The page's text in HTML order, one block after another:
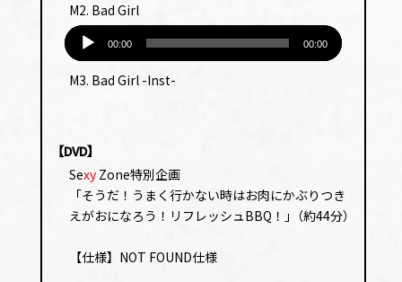
レー
ヤー
M2. Bad Girl
レー
00:00 00:00
M3. Bad Girl -Inst-
【DVD】
SexyZone特別企画
「そうだ！うまく行かない時はお肉にかぶりつき
えがおになろう！リフレッシュBBQ！｣（約44分）
【仕様】NOT FOUND仕様